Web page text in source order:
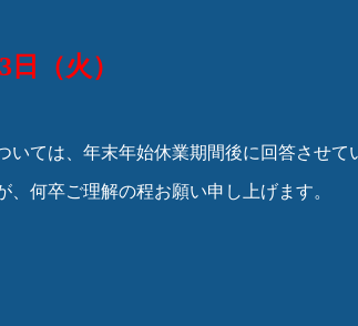
（火）
ては、年末年始休業期間後に回答させて
何卒ご理解の程お願い申し上げます。